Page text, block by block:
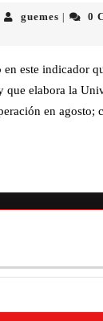
guemes | 0
en este indicador
que elabora la
en agosto;